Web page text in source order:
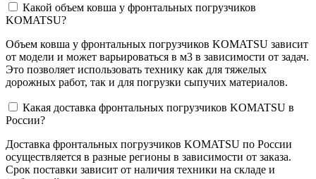
Какой объем ковша у фронтальных погрузчиков
KOMATSU?
Объем ковша у фронтальных погрузчиков KOMATSU зависит
от модели и может варьироваться в м3 в зависимости от задач.
Это позволяет использовать технику как для тяжелых
дорожных работ, так и для погрузки сыпучих материалов.
Какая доставка фронтальных погрузчиков KOMATSU в
России?
Доставка фронтальных погрузчиков KOMATSU по России
осуществляется в разные регионы в зависимости от заказа.
Срок поставки зависит от наличия техники на складе и